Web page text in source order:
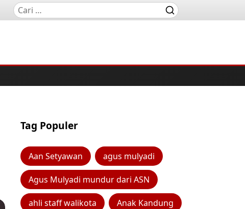
Tag Populer
Aan Setyawan agus mulyadi
Agus Mulyadi mundur dari ASN
ahli staff walikota Anak Kandung